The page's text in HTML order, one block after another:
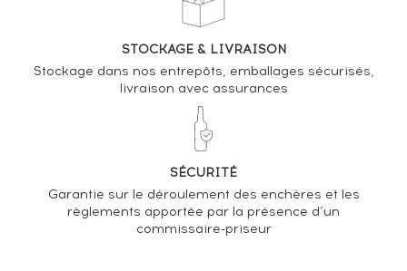
STOCKAGE & LIVRAISON
Stockage dans nos entrepôts, emballages sécurisés,
livraison avec assurances
SÉCURITÉ
Garantie sur le déroulement des enchères et les
règlements apportée par la présence d’un
commissaire-priseur